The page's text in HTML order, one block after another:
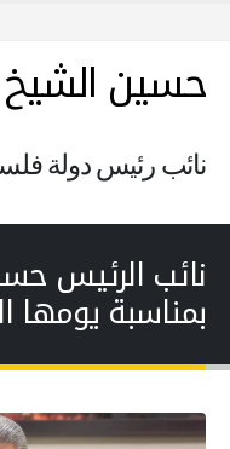
حسين الشيخ
نائب رئيس دولة
نائب الرئيس
بمناسبة يومها